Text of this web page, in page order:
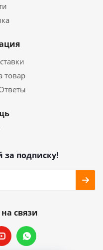
товар
за подписку!
связи